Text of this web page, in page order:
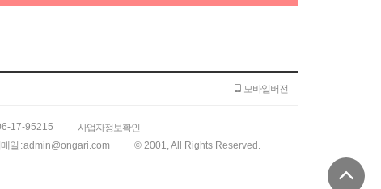
모바일버전
17-95215
사업자정보확인
일 :admin@ongari.com © 2001, All Rights Reserved.